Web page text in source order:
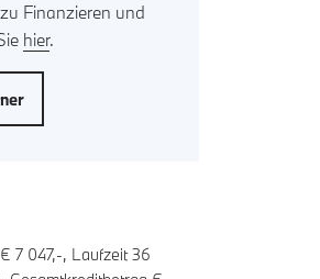
7 047,-, Laufzeit36
Finanzieren und
hier.